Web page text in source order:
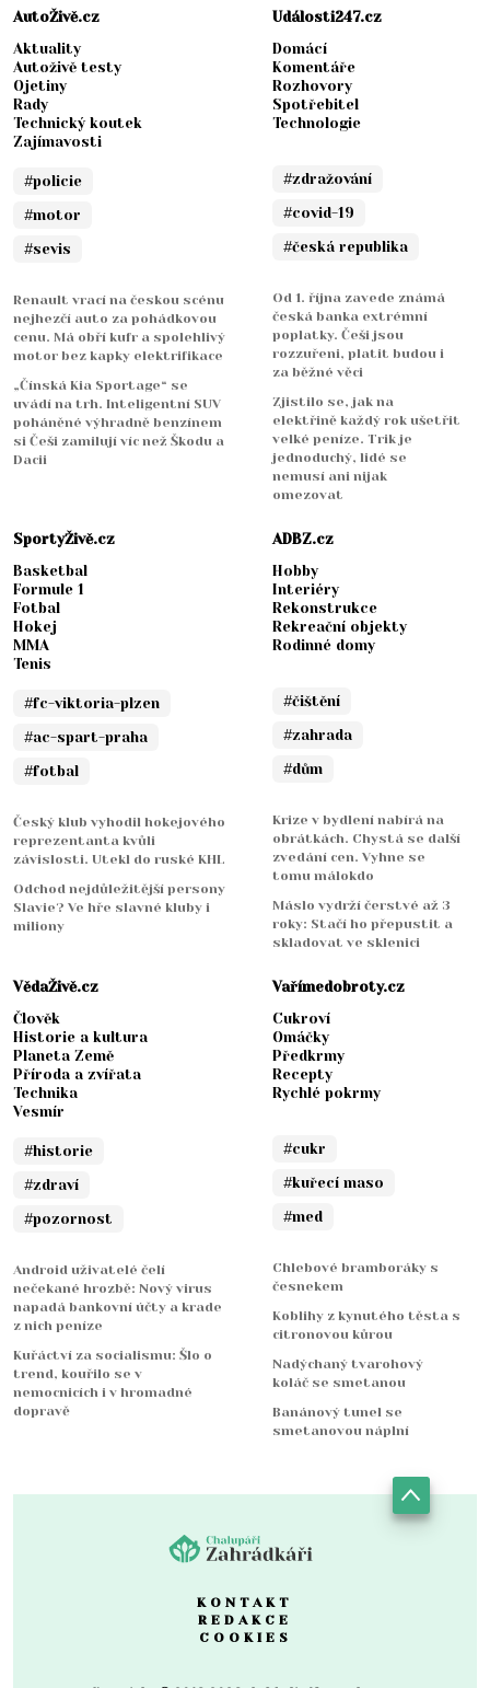
AutoŽivě.cz
Aktuality
Autoživě testy
Ojetiny
Rady
Technický koutek
Zajímavosti
#policie
#motor
#sevis
Renault vrací na českou scénu
nejhezčí auto za pohádkovou
cenu. Má obří kufr a spolehlivý
motor bez kapky elektrifikace
„Čínská Kia Sportage“ se
uvádí na trh. Inteligentní SUV
poháněné výhradně benzínem
si Češi zamilují víc než Škodu a
Dacii
Události247.cz
Domácí
Komentáře
Rozhovory
Spotřebitel
Technologie
#zdražování
#covid-19
#česká republika
Od 1. října zavede známá
česká banka extrémní
poplatky. Češi jsou
rozzuřeni, platit budou i
za běžné věci
Zjistilo se, jak na
elektřině každý rok ušetřit
velké peníze. Trik je
jednoduchý, lidé se
nemusí ani nijak
omezovat
SportyŽivě.cz
Basketbal
Formule 1
Fotbal
Hokej
MMA
Tenis
#fc-viktoria-plzen
#ac-spart-praha
#fotbal
Český klub vyhodil hokejového
reprezentanta kvůli
závislosti. Utekl do ruské KHL
Odchod nejdůležitější persony
Slavie? Ve hře slavné kluby i
miliony
ADBZ.cz
Hobby
Interiéry
Rekonstrukce
Rekreační objekty
Rodinné domy
#čištění
#zahrada
#dům
Krize v bydlení nabírá na
obrátkách. Chystá se další
zvedání cen. Vyhne se
tomu málokdo
Máslo vydrží čerstvé až 3
roky: Stačí ho přepustit a
skladovat ve sklenici
VědaŽivě.cz
Člověk
Historie a kultura
Planeta Země
Příroda a zvířata
Technika
Vesmír
#historie
#zdraví
#pozornost
Android uživatelé čelí
nečekané hrozbě: Nový virus
napadá bankovní účty a krade
z nich peníze
Kuřáctví za socialismu: Šlo o
trend, kouřilo se v
nemocnicích i v hromadné
dopravě
Vařímedobroty.cz
Cukroví
Omáčky
Předkrmy
Recepty
Rychlé pokrmy
#cukr
#kuřecí maso
#med
Chlebové bramboráky s
česnekem
Koblihy z kynutého těsta s
citronovou kůrou
Nadýchaný tvarohový
koláč se smetanou
Banánový tunel se
smetanovou náplní
KONTAKT
REDAKCE
COOKIES